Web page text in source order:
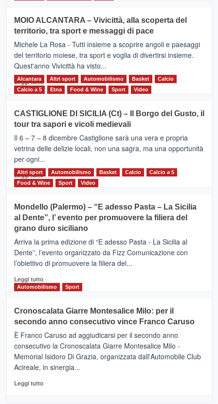
Torna
la
Supermaratona
dell’Etna
MOIO ALCANTARA – Vivicittà, alla scoperta del
territorio, tra sport e messaggi di pace
Michele La Rosa - Tutti insieme a scoprire angoli e paesaggi
del territorio moiese, tra sport e voglia di divertirsi insieme.
Quest'anno Vivicittà ha visto...
Leggi tutto Leggi
MOIO
ALCANTARA
–
Vivicittà,
alla
scoperta
del
territorio,
e
messaggi
di
Alcantara Altri sport Automobilismo Basket
Calcio
Calcio a 5
Etna Food & Wine Sport Video
CASTIGLIONE DI SICILIA (Ct) – Il Borgo del Gusto, il
tour tra sapori e vicoli medievali
Il 6 – 7 – 8 dicembre Castiglione sarà una vera e propria
vetrina delle delizie locali, non una sagra, ma una opportunità
per ogni...
Leggi tuttoLeggi
di
CASTIGLIONE
DI
SICILIA
(Ct)
–
Il
Borgo
Gusto,
il
tra
sapori
vicoli
medievali
Altri sport Automobilismo Basket Calcio
Calcio a 5
Food & Wine
Sport Video
Mondello (Palermo) – “E adesso Pasta – La Sicilia
al Dente”, l’ evento per promuovere la filiera del
grano duro siciliano
Arriva la prima edizione di “E adesso Pasta - La Sicilia al
Dente”, l’evento organizzato da Fizz Comunicazione con
l’obiettivo di promuovere la filiera del...
Leggi tuttoLeggi
di
Mondello
(Palermo)
–
“E
adesso
Pasta
–
Sicilia
Automobilismo Sport
Cronoscalata Giarre Montesalice Milo: per il
secondo anno consecutivo vince Franco Caruso
È Franco Caruso ad aggiudicarsi per il secondo anno
consecutivo la Cronoscalata Giarre Montesalice Milo -
Memorial Isidoro Di Grazia, organizzata dall'Automobile Club
Acireale, in sinergia...
Leggi tuttoLeggi